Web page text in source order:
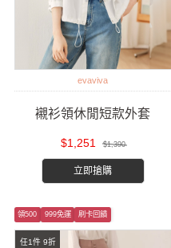
evaviva
襯衫領休閒短款外套
$1,251 $1,390
立即搶購
任1件 9折
領500 999免運 刷卡回饋